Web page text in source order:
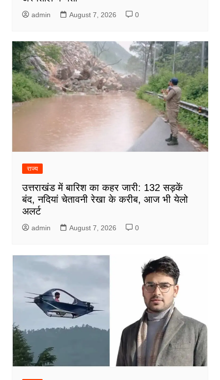
admin August 7, 2026 0
राज्य
उत्तराखंड में बारिश का कहर जारी: 132 सड़कें
बंद, नदियां चेतावनी रेखा के करीब, आज भी येलो
अलर्ट
admin August 7, 2026 0